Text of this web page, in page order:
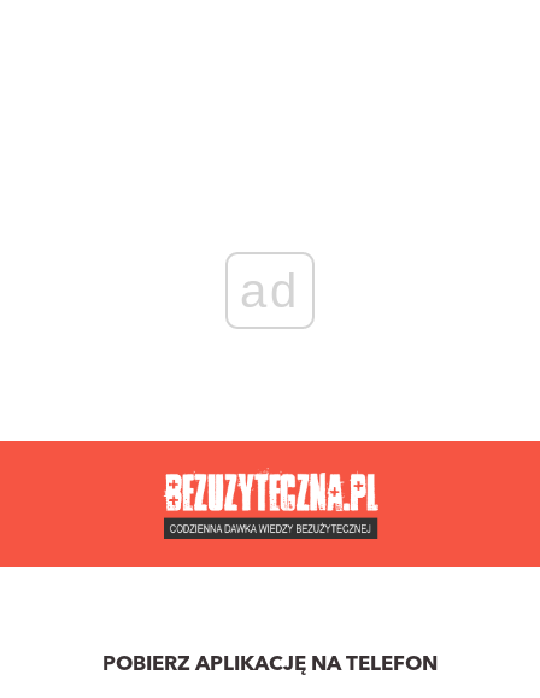
ad
POBIERZ APLIKACJĘ NA TELEFON